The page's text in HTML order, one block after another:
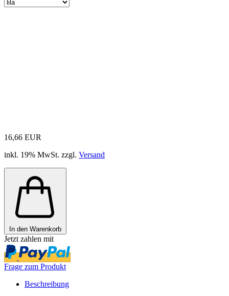
16,66 EUR
inkl. 19% MwSt. zzgl. Versand
In den Warenkorb
Jetzt zahlen mit
Frage zum Produkt
Beschreibung